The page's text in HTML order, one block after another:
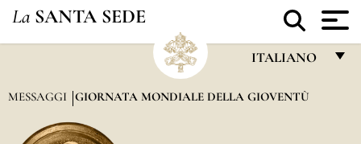
La SANTA SEDE
ITALIANO
FRANÇAIS
MESSAGGI GIORNATA MONDIALE DELLA GIOVENTÙ